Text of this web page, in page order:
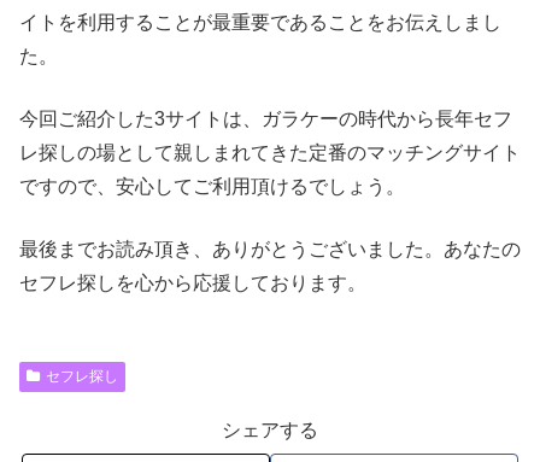
イトを利用することが最重要であることをお伝えしまし
た。
今回ご紹介した3サイトは、ガラケーの時代から長年セフ
レ探しの場として親しまれてきた定番のマッチングサイト
ですので、安心してご利用頂けるでしょう。
最後までお読み頂き、ありがとうございました。あなたの
セフレ探しを心から応援しております。
セフレ探し
シェアする